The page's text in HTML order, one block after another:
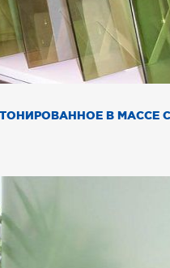
ТОНИРОВАННОЕ В МАССЕ